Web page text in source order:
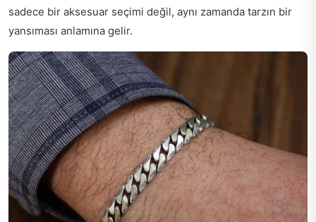
sadece bir aksesuar seçimi değil, aynı zamanda tarzın bir
yansıması anlamına gelir.